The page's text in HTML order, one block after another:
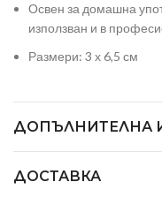
Освен за домашна
използван и в
Размери: 3 х 6,5 см
ДОПЪЛНИТЕЛНА
ДОСТАВКА